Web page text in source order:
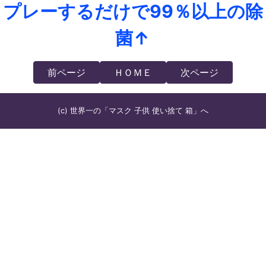
プレーするだけで99％以上の除
菌↑
前ページ ＨＯＭＥ 次ページ
(c) 世界一の「マスク 子供 使い捨て 箱」へ